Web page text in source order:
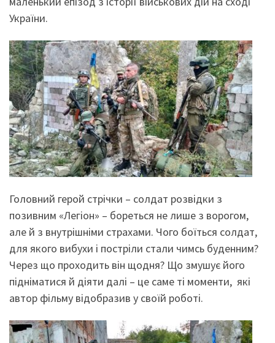
України.
Головний герой стрічки – солдат розвідки з
позивним «Легіон» – бореться не лише з ворогом,
але й з внутрішніми страхами. Чого боїться солдат,
для якого вибухи і постріли стали чимсь буденним?
Через що проходить він щодня? Що змушує його
підніматися й діяти далі – це саме ті моменти, які
автор фільму відобразив у своїй роботі.